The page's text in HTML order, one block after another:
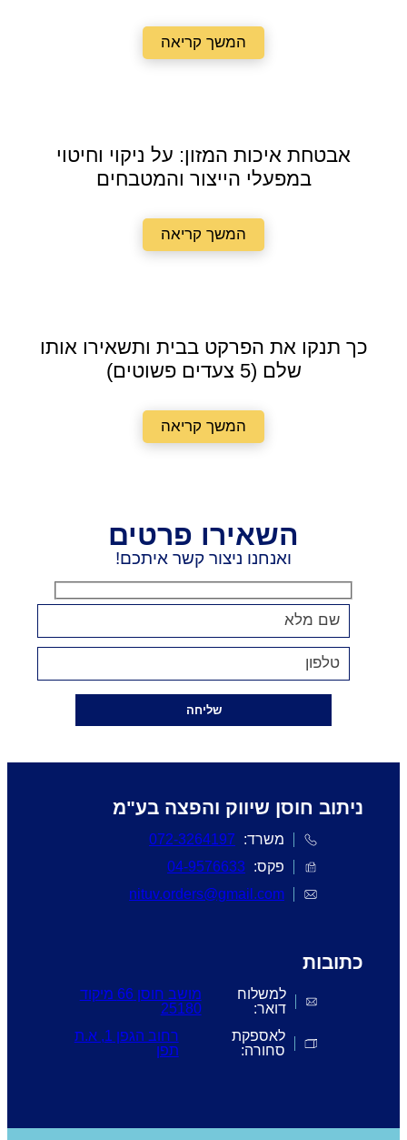
המשך קריאה
אבטחת איכות המזון: על ניקוי וחיטוי
במפעלי הייצור והמטבחים
המשך קריאה
כך תנקו את הפרקט בבית ותשאירו אותו
שלם (5 צעדים פשוטים)
המשך קריאה
השאירו פרטים
ואנחנו ניצור קשר איתכם!
שליחה
ניתוב חוסן שיווק והפצה בע"מ
משרד:
072-3264197
פקס:
04-9576633
nituv.orders@gmail.com
כתובות
למשלוח
דואר:
מושב חוסן 66 מיקוד
25180
לאספקת
סחורה:
רחוב הגפן 1, א.ת
תפן